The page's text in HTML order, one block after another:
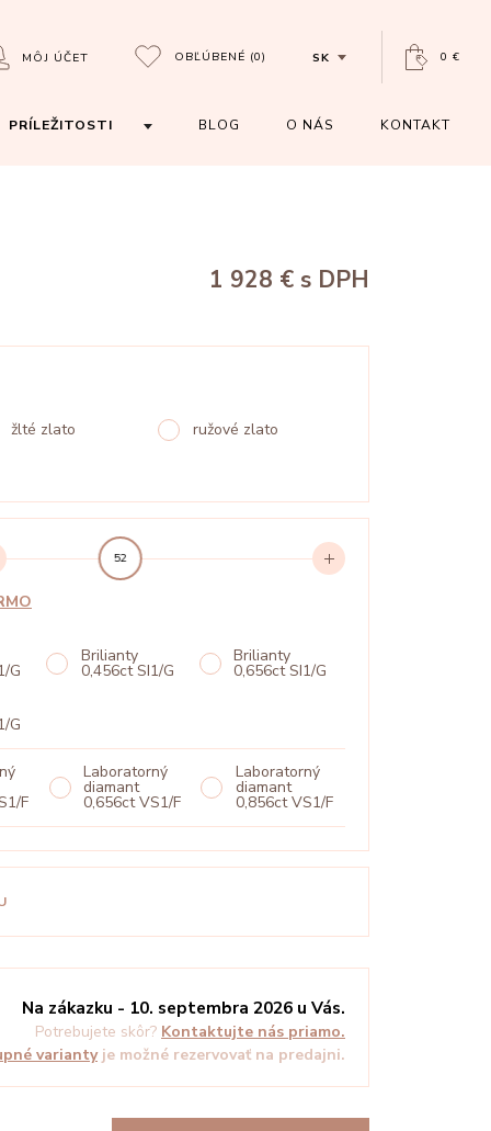
MÔJ ÚČET OBĽÚBENÉ (0) SK 0 €
PRÍLEŽITOSTI BLOG O NÁS KONTAKT
1 928 € s DPH
žlté zlato ružové zlato
52
G
Brilianty
0,456ct SI1/G
Brilianty
0,656ct SI1/G
G
F
Laboratorný
diamant
0,656ct VS1/F
Laboratorný
diamant
0,856ct VS1/F
Na zákazku - 10. septembra 2026 u Vás.
Potrebujete skôr? Kontaktujte nás priamo.
varianty je možné rezervovať na predajni.